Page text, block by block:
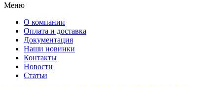
Меню
О компании
Оплата и доставка
Документация
Наши новинки
Контакты
Новости
Статьи